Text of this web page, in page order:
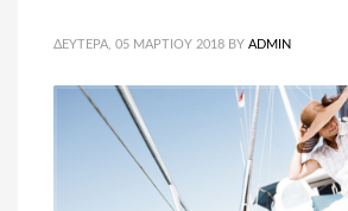
ΔΕΥΤΈΡΑ, 05 ΜΑΡΤΊΟΥ 2018 BY ADMIN